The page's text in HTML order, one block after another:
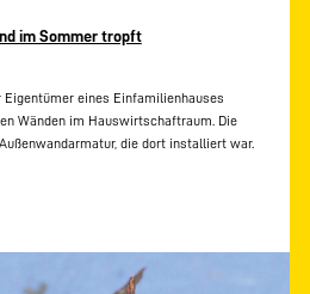
im Sommer tropft
eines Einfamilienhauses
Wänden im Hauswirtschaftraum. Die
die dort installiert war.